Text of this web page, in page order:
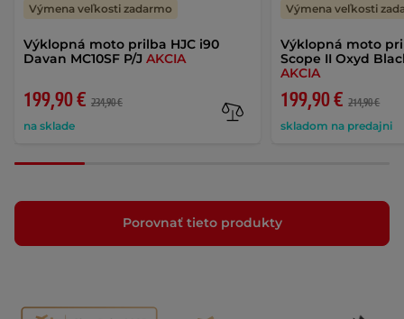
Výklopná moto prilba HJC i90
Davan MC10SF P/J AKCIA
199,90 € 234,90 €
na sklade
Výmena veľkosti zadarmo
Výklopná moto
Scope II Oxyd
AKCIA
199,90 € 214,90 €
skladom na predajni
Výmena veľkosti
Porovnať tieto produkty